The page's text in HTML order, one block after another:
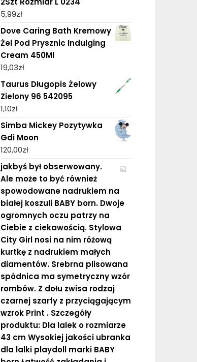
5,99zł
Dove Caring Bath Kremowy
Żel Pod Prysznic Indulging
Cream 450Ml
19,03zł
Taurus Długopis Żelowy
Zielony 96 542095
1,10zł
Simba Mickey Pozytywka
Gdi Moon
120,00zł
jakbyś był obserwowany.
Ale może to być również
spowodowane nadrukiem na
białej koszuli BABY born. Dwoje
ogromnych oczu patrzy na
Ciebie z ciekawością. Stylowa
City Girl nosi na nim różową
kurtkę z nadrukiem małych
diamentów. Srebrna plisowana
spódnica ma symetryczny wzór
rombów. Z dołu zwisa rodzaj
czarnej szarfy z przyciągającym
wzrok Print . Szczegóły
produktu: Dla lalek o rozmiarze
43 cm Wysokiej jakości ubranka
dla lalki playdoll marki BABY